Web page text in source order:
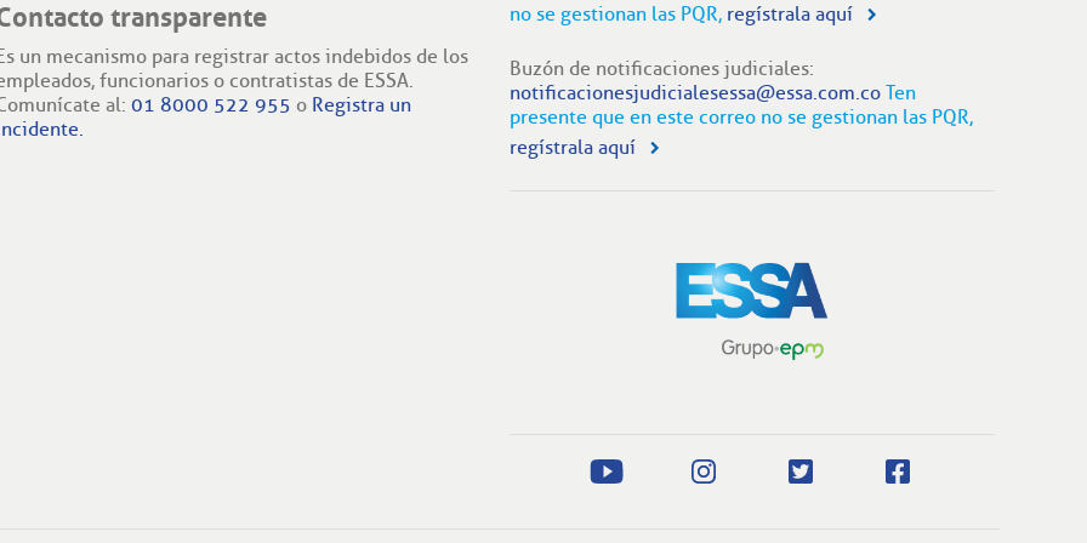
transparente
un mecanismo para registrar actos indebidos de los
funcionarios o contratistas de ESSA.
al: 01 8000 522 955 o Registra un
no se gestionan las PQR, regístrala aquí
Buzón de notificaciones judiciales:
notificacionesjudicialesessa@essa.com.co Ten
presente que en este correo no se gestionan las PQR,
regístrala aquí